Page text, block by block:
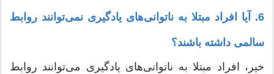
6. آیا افراد مبتلا به ناتوانی‌های یادگیری نمی‌توانند روابط
سالمی داشته باشند؟
خیر، افراد مبتلا به ناتوانی‌های یادگیری می‌توانند روابط